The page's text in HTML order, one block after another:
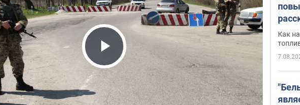
Play Video
Как